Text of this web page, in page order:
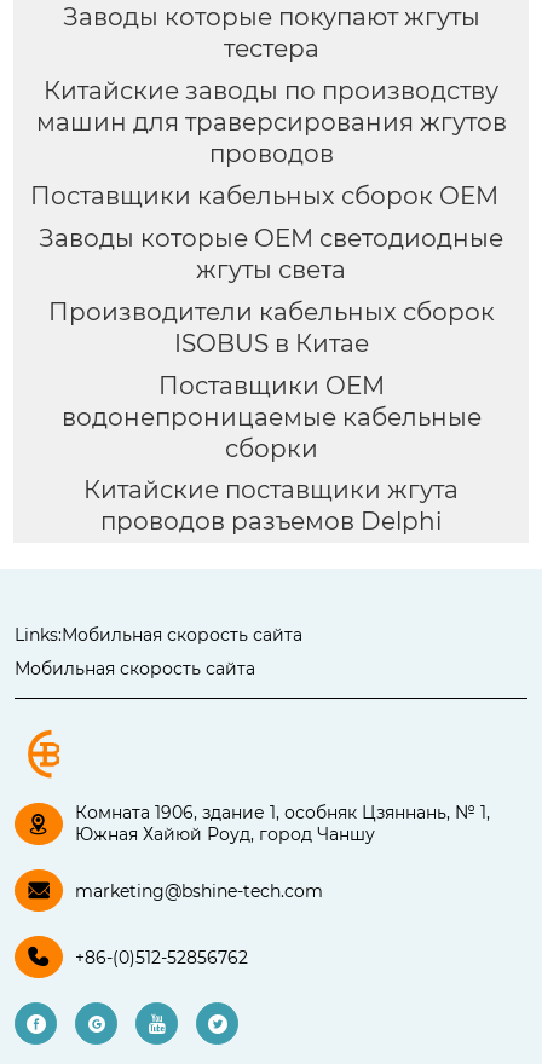
Заводы которые покупают жгуты
тестера
Китайские заводы по производству
машин для траверсирования жгутов
проводов
Поставщики кабельных сборок OEM
Заводы которые OEM светодиодные
жгуты света
Производители кабельных сборок
ISOBUS в Китае
Поставщики OEM
водонепроницаемые кабельные
сборки
Китайские поставщики жгута
проводов разъемов Delphi
Links:Мобильная скорость сайта
Мобильная скорость сайта

Комната 1906, здание 1, особняк Цзяннань, № 1,
Южная Хайюй Роуд, город Чаншу
 marketing@bshine-tech.com
 +86-(0)512-52856762
   